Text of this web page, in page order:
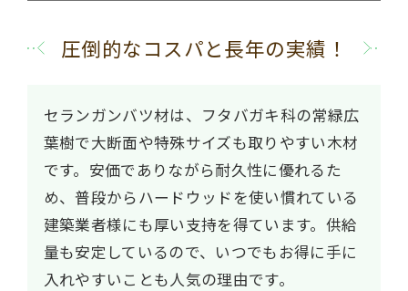
圧倒的なコスパと長年の実績！
セランガンバツ材は、フタバガキ科の常緑広
葉樹で大断面や特殊サイズも取りやすい木材
です。安価でありながら耐久性に優れるた
め、普段からハードウッドを使い慣れている
建築業者様にも厚い支持を得ています。供給
量も安定しているので、いつでもお得に手に
入れやすいことも人気の理由です。